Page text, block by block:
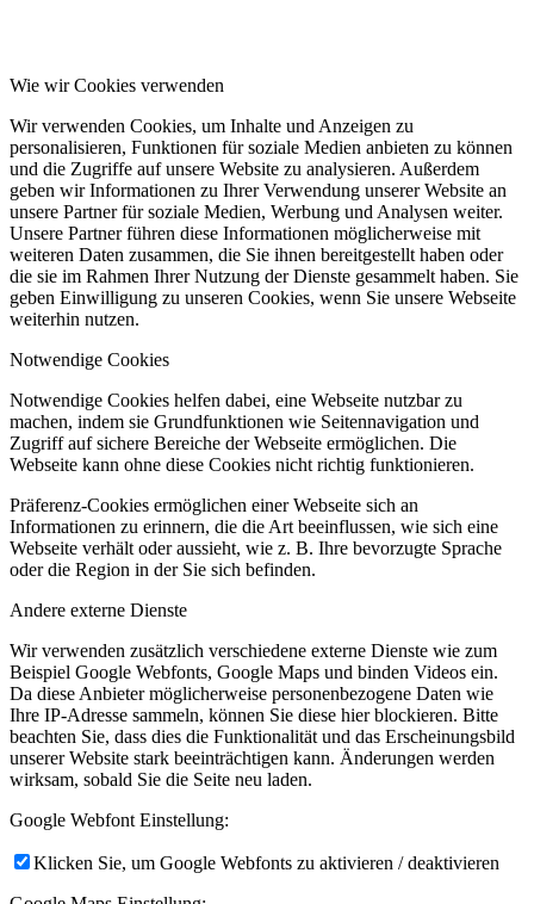
Wie wir Cookies verwenden
Wir verwenden Cookies, um Inhalte und Anzeigen zu
personalisieren, Funktionen für soziale Medien anbieten zu können
und die Zugriffe auf unsere Website zu analysieren. Außerdem
geben wir Informationen zu Ihrer Verwendung unserer Website an
unsere Partner für soziale Medien, Werbung und Analysen weiter.
Unsere Partner führen diese Informationen möglicherweise mit
weiteren Daten zusammen, die Sie ihnen bereitgestellt haben oder
die sie im Rahmen Ihrer Nutzung der Dienste gesammelt haben. Sie
geben Einwilligung zu unseren Cookies, wenn Sie unsere Webseite
weiterhin nutzen.
Notwendige Cookies
Notwendige Cookies helfen dabei, eine Webseite nutzbar zu
machen, indem sie Grundfunktionen wie Seitennavigation und
Zugriff auf sichere Bereiche der Webseite ermöglichen. Die
Webseite kann ohne diese Cookies nicht richtig funktionieren.
Präferenz-Cookies ermöglichen einer Webseite sich an
Informationen zu erinnern, die die Art beeinflussen, wie sich eine
Webseite verhält oder aussieht, wie z. B. Ihre bevorzugte Sprache
oder die Region in der Sie sich befinden.
Andere externe Dienste
Wir verwenden zusätzlich verschiedene externe Dienste wie zum
Beispiel Google Webfonts, Google Maps und binden Videos ein.
Da diese Anbieter möglicherweise personenbezogene Daten wie
Ihre IP-Adresse sammeln, können Sie diese hier blockieren. Bitte
beachten Sie, dass dies die Funktionalität und das Erscheinungsbild
unserer Website stark beeinträchtigen kann. Änderungen werden
wirksam, sobald Sie die Seite neu laden.
Google Webfont Einstellung:
Klicken Sie, um Google Webfonts zu aktivieren / deaktivieren